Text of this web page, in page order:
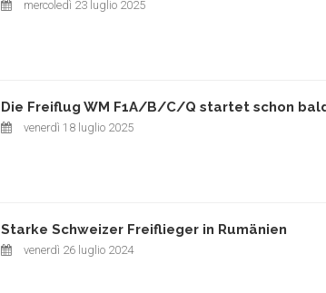
mercoledì 23 luglio 2025
Die Freiflug WM F1A/B/C/Q startet schon
venerdì 18 luglio 2025
Starke Schweizer Freiflieger in Rumänien
venerdì 26 luglio 2024